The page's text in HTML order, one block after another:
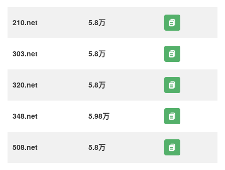
210.net 5.8万
303.net 5.8万
320.net 5.8万
348.net 5.98万
508.net 5.8万